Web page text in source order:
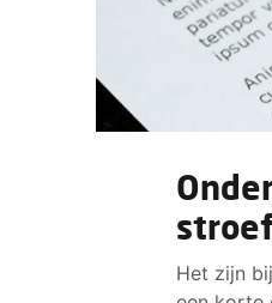
stroef
Het zijn